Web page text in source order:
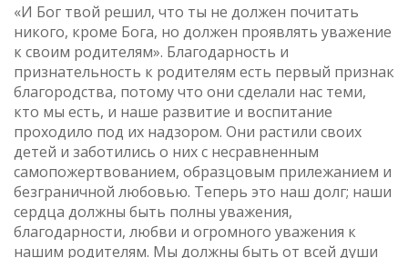
«И Бог твой решил, что ты не должен почитать
никого, кроме Бога, но должен проявлять уважение
к своим родителям». Благодарность и
признательность к родителям есть первый признак
благородства, потому что они сделали нас теми,
кто мы есть, и наше развитие и воспитание
проходило под их надзором. Они растили своих
детей и заботились о них с несравненным
самопожертвованием, образцовым прилежанием и
безграничной любовью. Теперь это наш долг; наши
сердца должны быть полны уважения,
благодарности, любви и огромного уважения к
нашим родителям. Мы должны быть от всей души